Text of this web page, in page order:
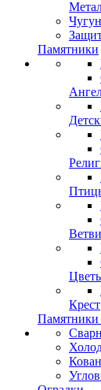
Чугун
Памятники
Ветви
Крест
Памятники